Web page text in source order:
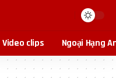
Video clips Ngoại Hạng